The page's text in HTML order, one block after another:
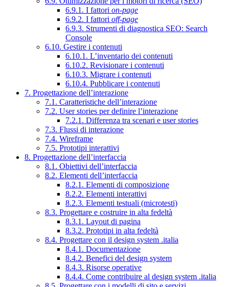
6.9.1. I fattori on-page
6.9.2. I fattori off-page
6.9.3. Strumenti di diagnostica SEO: Search
Console
6.10. Gestire i contenuti
6.10.1. L’inventario dei contenuti
6.10.2. Revisionare i contenuti
6.10.3. Migrare i contenuti
6.10.4. Pubblicare i contenuti
7. Progettazione dell’interazione
7.1. Caratteristiche dell’interazione
7.2. User stories per definire l’interazione
7.2.1. Differenza tra scenari e user stories
7.3. Flussi di interazione
7.4. Wireframe
7.5. Prototipi interattivi
8. Progettazione dell’interfaccia
8.1. Obiettivi dell’interfaccia
8.2. Elementi dell’interfaccia
8.2.1. Elementi di composizione
8.2.2. Elementi interattivi
8.2.3. Elementi testuali (microtesti)
8.3. Progettare e costruire in alta fedeltà
8.3.1. Layout di pagina
8.3.2. Prototipi in alta fedeltà
8.4. Progettare con il design system .italia
8.4.1. Documentazione
8.4.2. Benefici del design system
8.4.3. Risorse operative
8.4.4. Come contribuire al design system .italia